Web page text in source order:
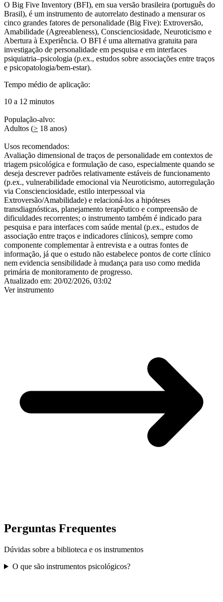
O Big Five Inventory (BFI), em sua versão brasileira (português do
Brasil), é um instrumento de autorrelato destinado a mensurar os
cinco grandes fatores de personalidade (Big Five): Extroversão,
Amabilidade (Agreeableness), Conscienciosidade, Neuroticismo e
Abertura à Experiência. O BFI é uma alternativa gratuita para
investigação de personalidade em pesquisa e em interfaces
psiquiatria–psicologia (p.ex., estudos sobre associações entre traços
e psicopatologia/bem-estar).
Tempo médio de aplicação:
10 a 12 minutos
População-alvo:
Adultos (> 18 anos)
Usos recomendados:
Avaliação dimensional de traços de personalidade em contextos de
triagem psicológica e formulação de caso, especialmente quando se
deseja descrever padrões relativamente estáveis de funcionamento
(p.ex., vulnerabilidade emocional via Neuroticismo, autorregulação
via Conscienciosidade, estilo interpessoal via
Extroversão/Amabilidade) e relacioná-los a hipóteses
transdiagnósticas, planejamento terapêutico e compreensão de
dificuldades recorrentes; o instrumento também é indicado para
pesquisa e para interfaces com saúde mental (p.ex., estudos de
associação entre traços e indicadores clínicos), sempre como
componente complementar à entrevista e a outras fontes de
informação, já que o estudo não estabelece pontos de corte clínico
nem evidencia sensibilidade à mudança para uso como medida
primária de monitoramento de progresso.
Atualizado em: 20/02/2026, 03:02
Ver instrumento
Perguntas Frequentes
Dúvidas sobre a biblioteca e os instrumentos
O que são instrumentos psicológicos?